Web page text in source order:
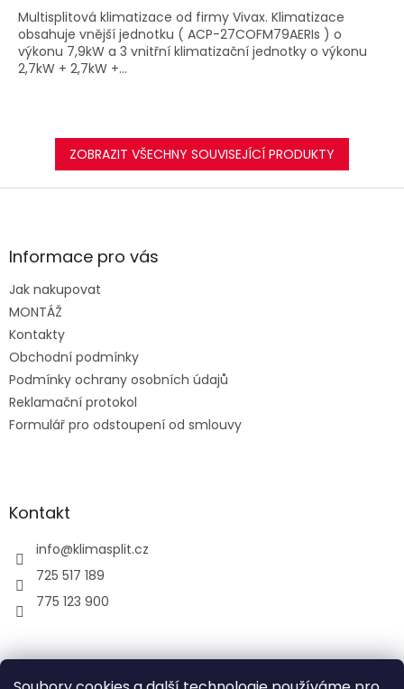
Multisplitová klimatizace od firmy Vivax. Klimatizace
obsahuje vnější jednotku ( ACP-27COFM79AERIs ) o
výkonu 7,9kW a 3 vnitřní klimatizační jednotky o výkonu
2,7kW + 2,7kW +...
ZOBRAZIT VŠECHNY SOUVISEJÍCÍ PRODUKTY
Z
aInformace pro vás
Jak nakupovat
MONTÁŽ
Kontakty
Obchodní podmínky
Podmínky ochrany osobních údajů
Reklamační protokol
Formulář pro odstoupení od smlouvy
Kontakt
info@klimasplit.cz
725 517 189
775 123 900
air-cool